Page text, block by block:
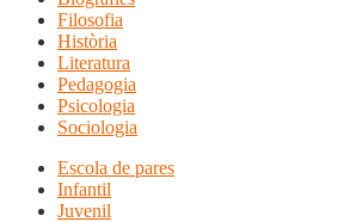
Filosofia
Història
Literatura
Pedagogia
Psicologia
Sociologia
Escola de pares
Infantil
Juvenil